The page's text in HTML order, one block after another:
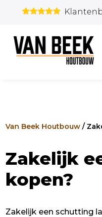
Van Beek Houtbouw /
Zakelijk
kopen?
Zakelijk een schutting